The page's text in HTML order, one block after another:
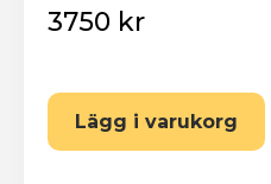
3750 kr
Lägg i varukorg